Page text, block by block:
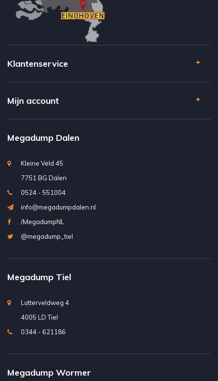
Klantenservice
Mijn account
Megadump Dalen
Kleine Veld 45
7751 BG Dalen
0524 - 551004
info@megadumpdalen.nl
/MegadumpNL
@megadump_tiel
Megadump Tiel
Lutterveldweg 4
4005 LD Tiel
0344 - 621186
Megadump Wormer